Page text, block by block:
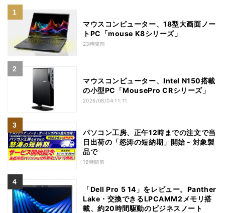
マウスコンピューター、18型大画面ノー
トPC「mouse K8シリーズ」
23時間前
マウスコンピューター、Intel N150搭載
の小型PC「MousePro CRシリーズ」
2026/08/04 11:11
パソコン工房、正午12時までの注文で当
日出荷の「怒涛の短納期」開始 - 対象製
品で
19時間前
「Dell Pro 5 14」をレビュー。Panther
Lake・交換できるLPCAMM2メモリ搭
載、約20時間駆動のビジネスノート